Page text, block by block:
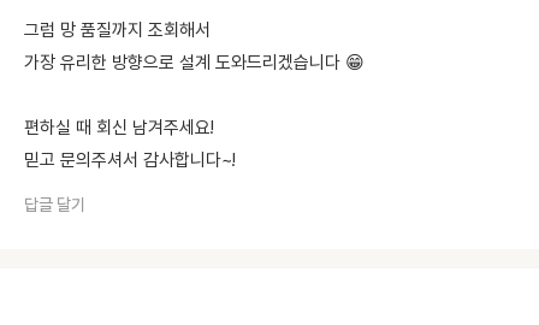
그럼 망 품질까지 조회해서
가장 유리한 방향으로 설계 도와드리겠습니다 😁
편하실 때 회신 남겨주세요!
믿고 문의주셔서 감사합니다~!
답글 달기